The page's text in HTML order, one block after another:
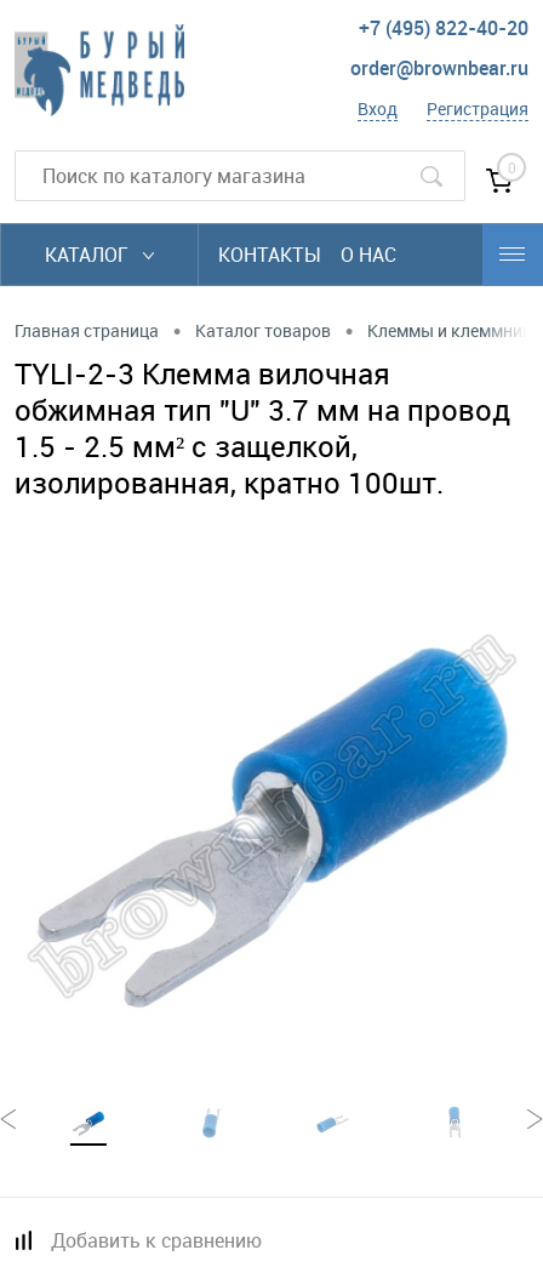
+7 (495) 822-40-20
order@brownbear.ru
Вход Регистрация
0
КАТАЛОГ КОНТАКТЫ О НАС
Главная страница • Каталог товаров • Клеммы и клеммники
TYLI-2-3 Клемма вилочная
обжимная тип "U" 3.7 мм на провод
1.5 - 2.5 мм² с защелкой,
изолированная, кратно 100шт.
Добавить к сравнению